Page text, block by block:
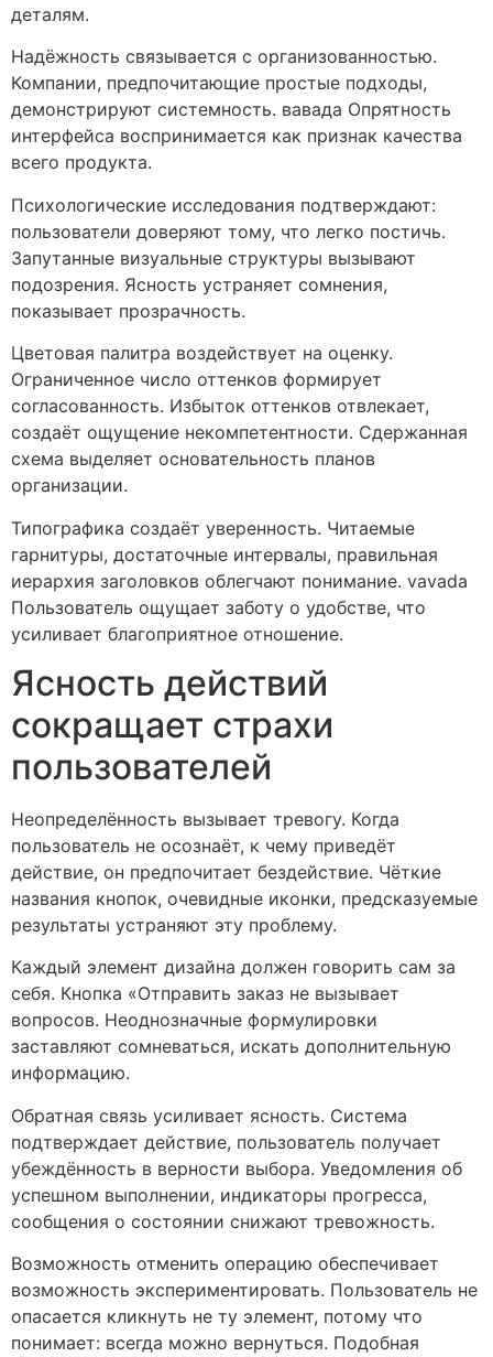
деталям.
Надёжность связывается с организованностью.
Компании, предпочитающие простые подходы,
демонстрируют системность. вавада Опрятность
интерфейса воспринимается как признак качества
всего продукта.
Психологические исследования подтверждают:
пользователи доверяют тому, что легко постичь.
Запутанные визуальные структуры вызывают
подозрения. Ясность устраняет сомнения,
показывает прозрачность.
Цветовая палитра воздействует на оценку.
Ограниченное число оттенков формирует
согласованность. Избыток оттенков отвлекает,
создаёт ощущение некомпетентности. Сдержанная
схема выделяет основательность планов
организации.
Типографика создаёт уверенность. Читаемые
гарнитуры, достаточные интервалы, правильная
иерархия заголовков облегчают понимание. vavada
Пользователь ощущает заботу о удобстве, что
усиливает благоприятное отношение.
Ясность действий
сокращает страхи
пользователей
Неопределённость вызывает тревогу. Когда
пользователь не осознаёт, к чему приведёт
действие, он предпочитает бездействие. Чёткие
названия кнопок, очевидные иконки, предсказуемые
результаты устраняют эту проблему.
Каждый элемент дизайна должен говорить сам за
себя. Кнопка «Отправить заказ не вызывает
вопросов. Неоднозначные формулировки
заставляют сомневаться, искать дополнительную
информацию.
Обратная связь усиливает ясность. Система
подтверждает действие, пользователь получает
убеждённость в верности выбора. Уведомления об
успешном выполнении, индикаторы прогресса,
сообщения о состоянии снижают тревожность.
Возможность отменить операцию обеспечивает
возможность экспериментировать. Пользователь не
опасается кликнуть не ту элемент, потому что
понимает: всегда можно вернуться. Подобная